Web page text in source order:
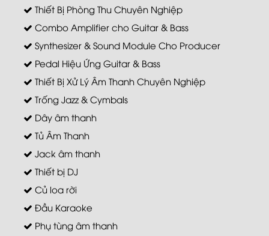
Thiết Bị Phòng Thu Chuyên Nghiệp
Combo Amplifier cho Guitar & Bass
Synthesizer & Sound Module Cho Producer
Pedal Hiệu Ứng Guitar & Bass
Thiết Bị Xử Lý Âm Thanh Chuyên Nghiệp
Trống Jazz & Cymbals
Dây âm thanh
Tủ Âm Thanh
Jack âm thanh
Thiết bị DJ
Củ loa rời
Đầu Karaoke
Phụ tùng âm thanh